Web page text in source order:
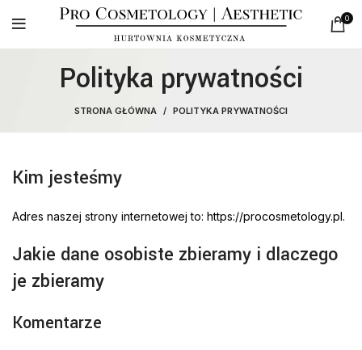
0
Polityka prywatności
STRONA GŁÓWNA POLITYKA PRYWATNOŚCI
Kim jesteśmy
Adres naszej strony internetowej to: https://procosmetology.pl.
Jakie dane osobiste zbieramy i dlaczego
je zbieramy
Komentarze